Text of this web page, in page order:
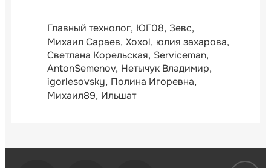
Главный технолог ЮГ08 Зевс
Михаил Сараев Xoxol юлия захарова
Светлана Корельская Serviceman
AntonSemenov Нетычук Владимир
igorlesovsky Полина Игоревна
Михаил89 Ильшат